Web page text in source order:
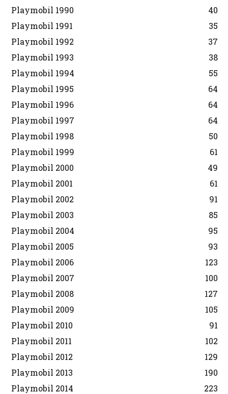
Playmobil 1990
40
Playmobil 1991
35
Playmobil 1992
37
Playmobil 1993
38
Playmobil 1994
55
Playmobil 1995
64
Playmobil 1996
64
Playmobil 1997
64
Playmobil 1998
50
Playmobil 1999
61
Playmobil 2000
49
Playmobil 2001
61
Playmobil 2002
91
Playmobil 2003
85
Playmobil 2004
95
Playmobil 2005
93
Playmobil 2006
123
Playmobil 2007
100
Playmobil 2008
127
Playmobil 2009
105
Playmobil 2010
91
Playmobil 2011
102
Playmobil 2012
129
Playmobil 2013
190
Playmobil 2014
223